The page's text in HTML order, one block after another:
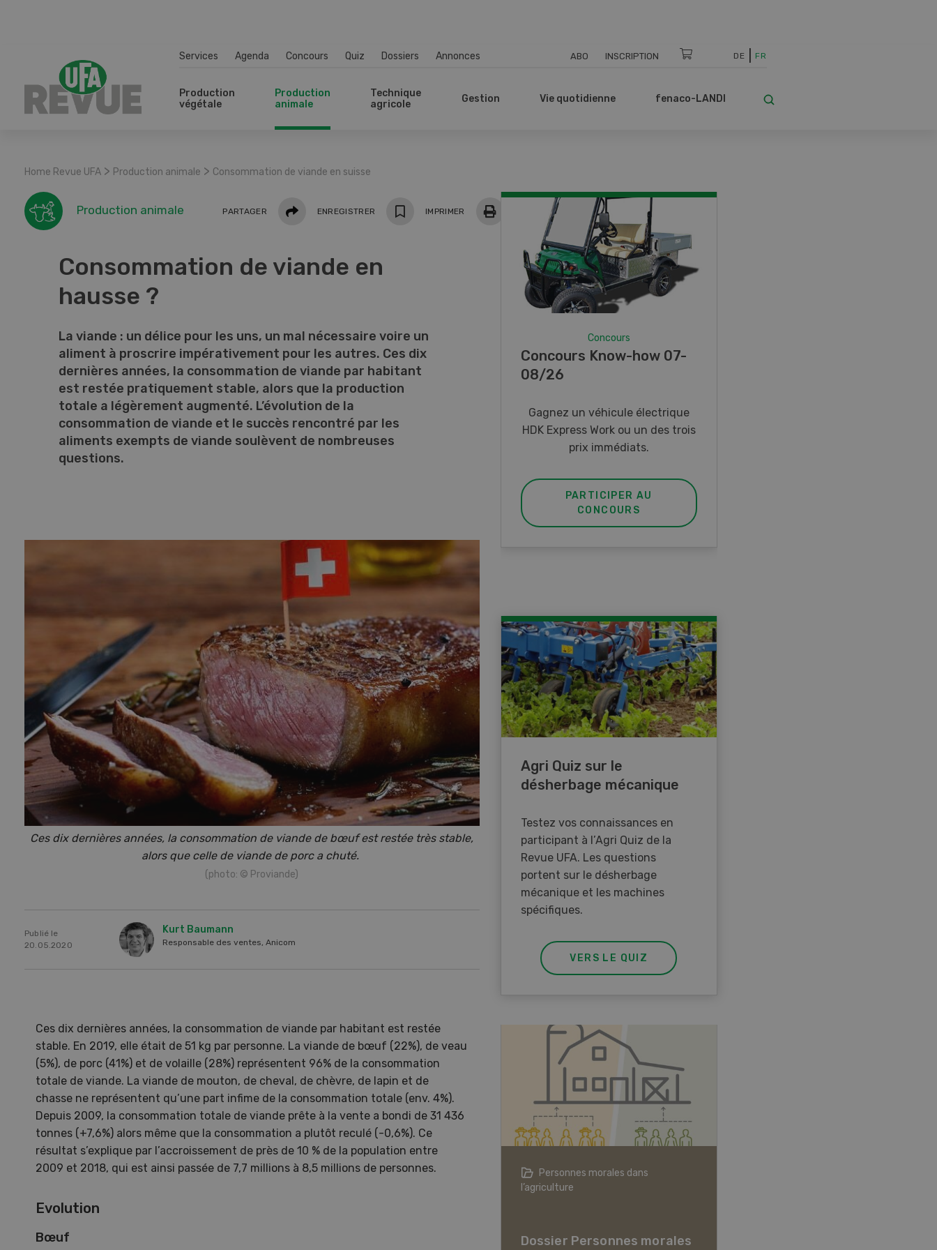
Services Agenda Concours Quiz Dossiers Annonces ABO INSCRIPTION DE FR
Production
végétale
Production
animale
Technique
agricole
Gestion Vie quotidienne fenaco-LANDI
Home Revue UFA > Production animale > Consommation de viande en suisse
Production animale PARTAGER PartagerENREGISTRER IMPRIMER
Consommation de viande en
hausse ?
La viande : un délice pour les uns, un mal nécessaire voire un
aliment à proscrire impérativement pour les autres. Ces dix
dernières années, la consommation de viande par habitant
est restée pratiquement stable, alors que la production
totale a légèrement augmenté. L’évolution de la
consommation de viande et le succès rencontré par les
aliments exempts de viande soulèvent de nombreuses
questions.
Ces dix dernières années, la consommation de viande de bœuf est restée très stable,
alors que celle de viande de porc a chuté.
(photo: © Proviande)
Publié le
20.05.2020
Kurt Baumann
Responsable des ventes, Anicom
Ces dix dernières années, la consommation de viande par habitant est restée
stable. En 2019, elle était de 51 kg par personne. La viande de bœuf (22%), de veau
(5%), de porc (41%) et de volaille (28%) représentent 96% de la consommation
totale de viande. La viande de mouton, de cheval, de chèvre, de lapin et de
chasse ne représentent qu’une part infime de la consommation totale (env. 4%).
Depuis 2009, la consommation totale de viande prête à la vente a bondi de 31 436
tonnes (+7,6%) alors même que la consommation a plutôt reculé (-0,6%). Ce
résultat s’explique par l’accroissement de près de 10 % de la population entre
2009 et 2018, qui est ainsi passée de 7,7 millions à 8,5 millions de personnes.
Evolution
Bœuf
Concours
Concours Know-how 07-
08/26
Gagnez un véhicule électrique
HDK Express Work ou un des trois
prix immédiats.
PARTICIPER AU
CONCOURS
Agri Quiz sur le
désherbage mécanique
Testez vos connaissances en
participant à l’Agri Quiz de la
Revue UFA. Les questions
portent sur le désherbage
mécanique et les machines
spécifiques.
VERS LE QUIZ
Une ferme entre de nouvelles
Une ferme entre de
L’agriculture à l’ère du changement
Personnes morales dans
l’agriculture
Dossier Personnes morales